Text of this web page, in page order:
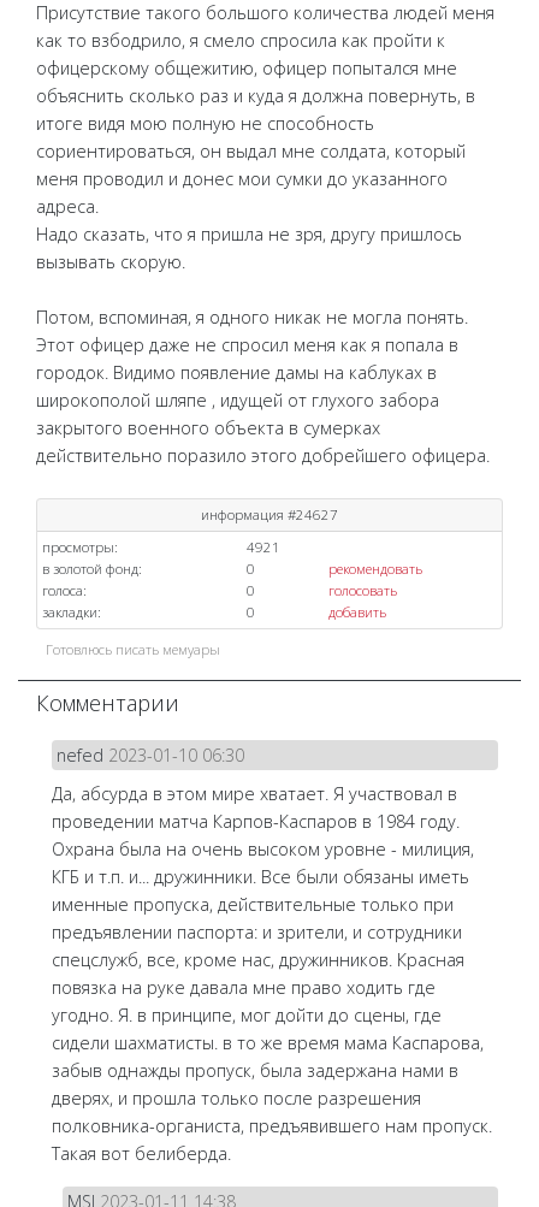
Присутствие такого большого количества людей меня
как то взбодрило, я смело спросила как пройти к
офицерскому общежитию, офицер попытался мне
объяснить сколько раз и куда я должна повернуть, в
итоге видя мою полную не способность
сориентироваться, он выдал мне солдата, который
меня проводил и донес мои сумки до указанного
адреса.
Надо сказать, что я пришла не зря, другу пришлось
вызывать скорую.
Потом, вспоминая, я одного никак не могла понять.
Этот офицер даже не спросил меня как я попала в
городок. Видимо появление дамы на каблуках в
широкополой шляпе , идущей от глухого забора
закрытого военного объекта в сумерках
действительно поразило этого добрейшего офицера.
информация #24627
просмотры:
4921
в золотой фонд:
0
рекомендовать
голоса:
0
голосовать
закладки:
0 добавить
Готовлюсь писать мемуары
Комментарии
nefed 2023-01-10 06:30
Да, абсурда в этом мире хватает. Я участвовал в
проведении матча Карпов-Каспаров в 1984 году.
Охрана была на очень высоком уровне - милиция,
КГБ и т.п. и... дружинники. Все были обязаны иметь
именные пропуска, действительные только при
предъявлении паспорта: и зрители, и сотрудники
спецслужб, все, кроме нас, дружинников. Красная
повязка на руке давала мне право ходить где
угодно. Я. в принципе, мог дойти до сцены, где
сидели шахматисты. в то же время мама Каспарова,
забыв однажды пропуск, была задержана нами в
дверях, и прошла только после разрешения
полковника-органиста, предъявившего нам пропуск.
Такая вот белиберда.
MSI 2023-01-11 14:38